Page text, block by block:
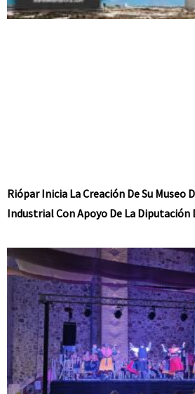
Riópar Inicia La Creación De Su Museo
Industrial Con Apoyo De La Diputación